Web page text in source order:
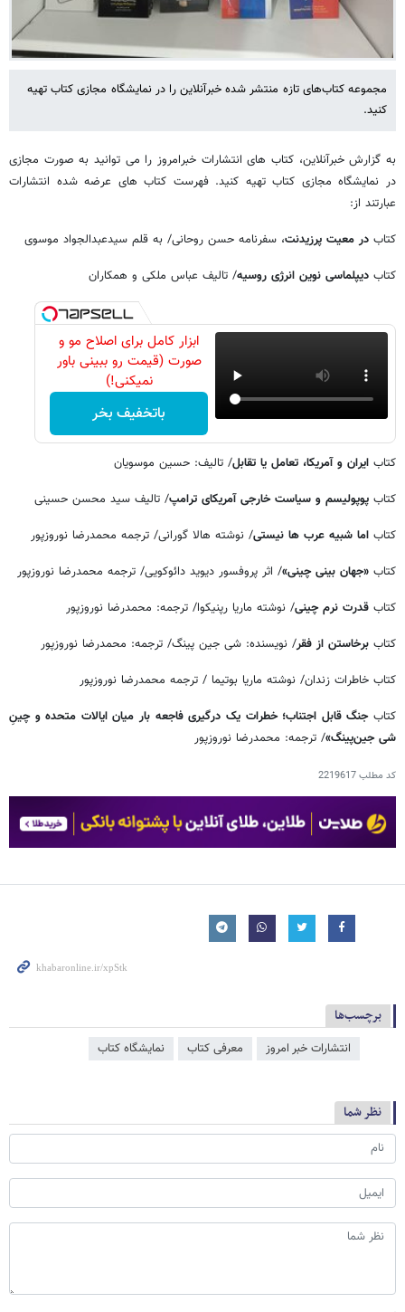
مجموعه کتاب‌های تازه منتشر شده خبرآنلاین را در نمایشگاه مجازی کتاب تهیه
کنید.
به گزارش خبرآنلاین، کتاب های انتشارات خبرامروز را می توانید به صورت مجازی
در نمایشگاه مجازی کتاب تهیه کنید. فهرست کتاب های عرضه شده انتشارات
عبارتند از:
کتاب در معیت پرزیدنت، سفرنامه حسن روحانی/ به قلم سیدعبدالجواد موسوی
کتاب دیپلماسی نوین انرژی روسیه/ تالیف عباس ملکی و همکاران
ابزار کامل برای اصلاح مو و
صورت (قیمت رو ببینی باور
نمیکنی!)
باتخفیف بخر
کتاب ایران و آمریکا، تعامل یا تقابل/ تالیف: حسین موسویان
کتاب پوپولیسم و سیاست خارجی آمریکای ترامپ/ تالیف سید محسن حسینی
کتاب اما شبیه عرب ها نیستی/ نوشته هالا گورانی/ ترجمه محمدرضا نوروزپور
کتاب «جهان بینی چینی»/ اثر پروفسور دیوید دائوکویی/ ترجمه محمدرضا نوروزپور
کتاب قدرت نرم چینی/ نوشته ماریا رپنیکوا/ ترجمه: محمدرضا نوروزپور
کتاب برخاستن از فقر/ نویسنده: شی جین پینگ/ ترجمه: محمدرضا نوروزپور
کتاب خاطرات زندان/ نوشته ماریا بوتیما / ترجمه محمدرضا نوروزپور
کتابجنگ قابل اجتناب؛ خطرات یک درگیری فاجعه بار میان ایالات متحده و چینِ
شی جین‌پینگ»/ ترجمه: محمدرضا نوروزپور
کد مطلب2219617
برچسب‌ها
انتشارات خبر امروز معرفی کتاب نمایشگاه کتاب
نظر شما